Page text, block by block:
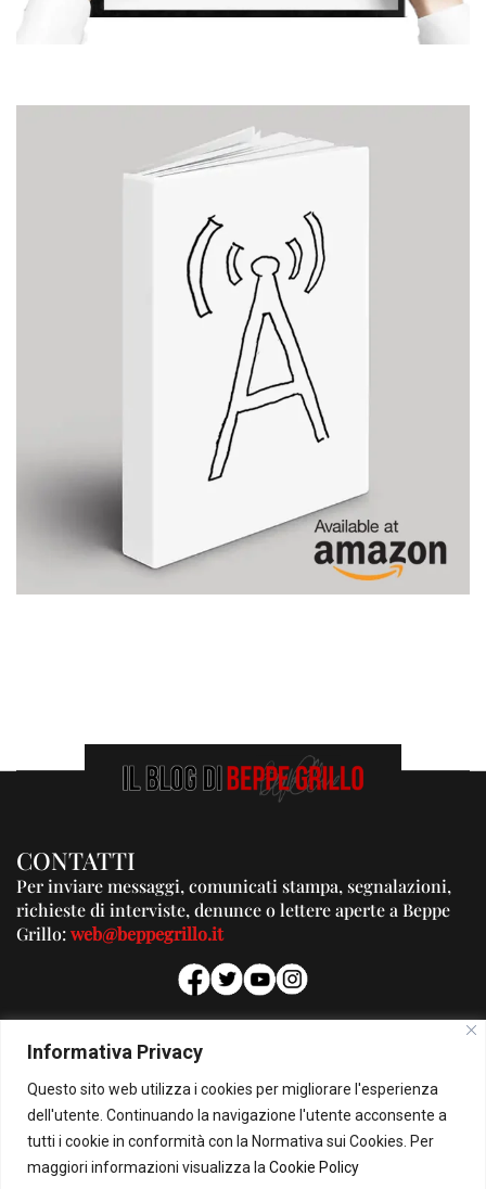
Informativa Privacy
Questo sito web utilizza i cookies per migliorare l'esperienza
dell'utente. Continuando la navigazione l'utente acconsente a
tutti i cookie in conformità con la Normativa sui Cookies. Per
maggiori informazioni visualizza la Cookie Policy
CONTATTI
Per inviare messaggi, comunicati stampa, segnalazioni,
richieste di interviste, denunce o lettere aperte a Beppe
Grillo:web@beppegrillo.it
PUBBLICITA'
Per la tua pubblicità su questo Blog:
pubblicita@beppegrillo.it